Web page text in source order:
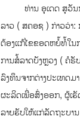
ທ່ານ ອຸເດດ ສຸວັນນະ
ລາວ ( ສຄອຊ ) ກ່າວວ່າ
ຕ້ອງແກ້ໄຂຂອດຫຍໍ້ທໍ້ໃນ
ການສໍ້ລາດບັງຫຼວງ ( ຄໍ
ລົງທຶນຈາກຕ່າງປະເທດ
ຜະລິດເພື່ອສົ່ງອອກ, ຜູ້ເ
ລາຍຮັບໃຫ້ແກ່ລັດຖະບາ